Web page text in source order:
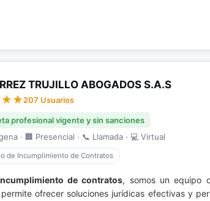
TRUJILLO ABOGADOS S.A.S
207 Usuarios
profesional vigente y sin sanciones
· 🏢 Presencial · 📞 Llamada · 💻 Virtual
de Incumplimiento de Contratos
de contratos, somos un equipo
ofrecer soluciones jurídicas efectivas y